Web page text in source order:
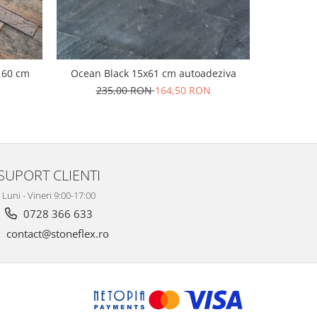
cm
Ocean Black 15x61 cm autoadeziva
235,00 RON164,50 RON
CLIENTI
Luni - Vineri 9:00-17:00
0728 366 633
contact@stoneflex.ro